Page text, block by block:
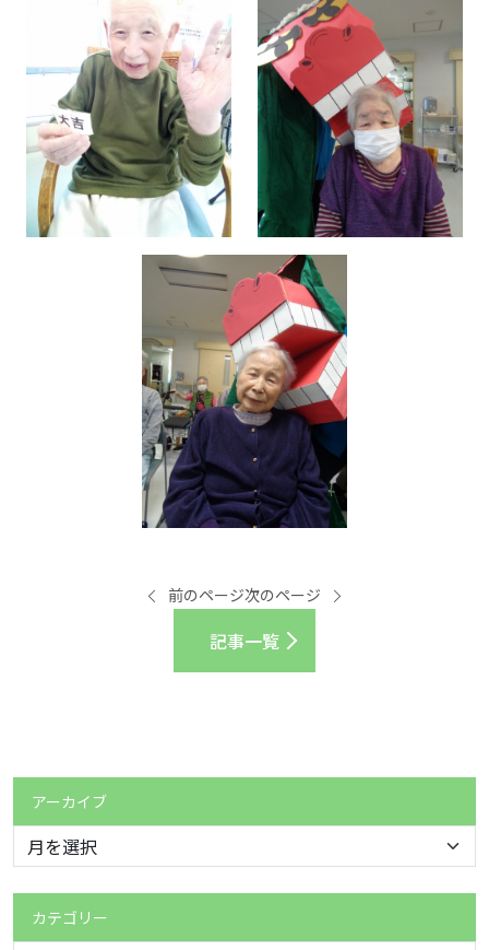
前のページ
記事一覧
次のページ
アーカイブ
カテゴリー